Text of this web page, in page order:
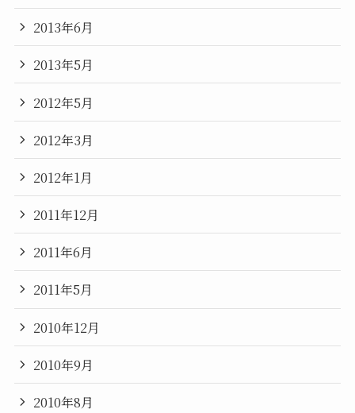
2013年6月
2013年5月
2012年5月
2012年3月
2012年1月
2011年12月
2011年6月
2011年5月
2010年12月
2010年9月
2010年8月